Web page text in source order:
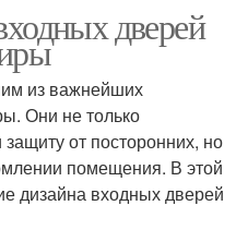
дверей
из важнейших
Они не только
от посторонних, но
помещения. В этой
дизайна входных дверей